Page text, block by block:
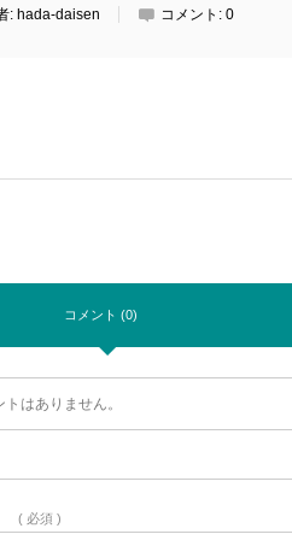
: hada-daisen コメント: 0
コメント (0)
はありません。
( 必須 )